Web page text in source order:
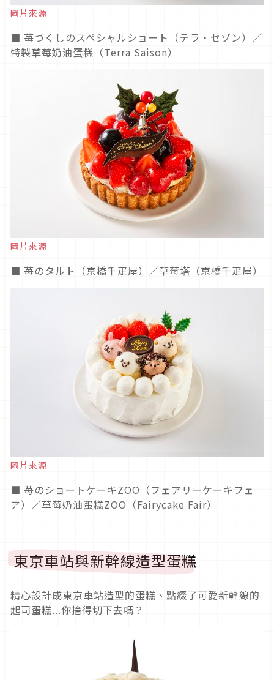
圖片來源
■ 苺づくしのスペシャルショート（テラ・セゾン）／
特製草莓奶油蛋糕（Terra Saison）
圖片來源
■ 苺のタルト（京橋千疋屋）／草莓塔（京橋千疋屋）
圖片來源
■ 苺のショートケーキZOO（フェアリーケーキフェ
ア）／草莓奶油蛋糕ZOO（Fairycake Fair）
東京車站與新幹線造型蛋糕
精心設計成東京車站造型的蛋糕、點綴了可愛新幹線的
起司蛋糕...你捨得切下去嗎？